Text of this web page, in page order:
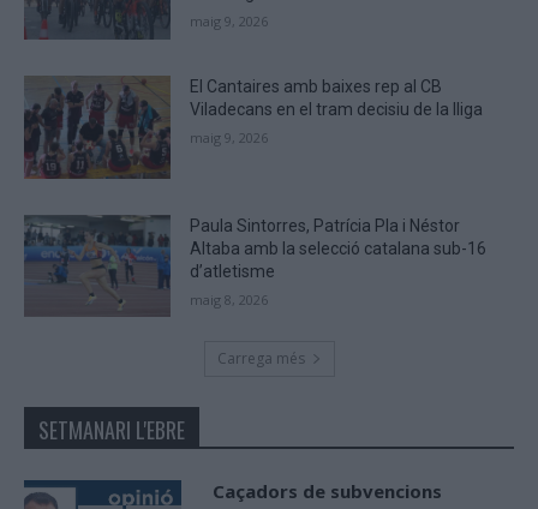
maig 9, 2026
El Cantaires amb baixes rep al CB
Viladecans en el tram decisiu de la lliga
maig 9, 2026
Paula Sintorres, Patrícia Pla i Néstor
Altaba amb la selecció catalana sub-16
d’atletisme
maig 8, 2026
Carrega més
SETMANARI L'EBRE
Caçadors de subvencions